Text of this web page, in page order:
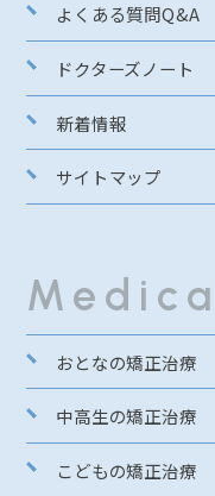
よくある質問Q&A
ドクターズノート
新着情報
サイトマップ
Medical
おとなの矯正治療
中高生の矯正治療
こどもの矯正治療